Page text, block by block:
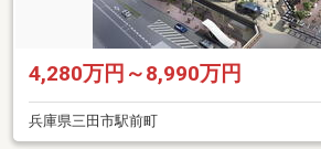
4,280万円～8,990万円
兵庫県三田市駅前町